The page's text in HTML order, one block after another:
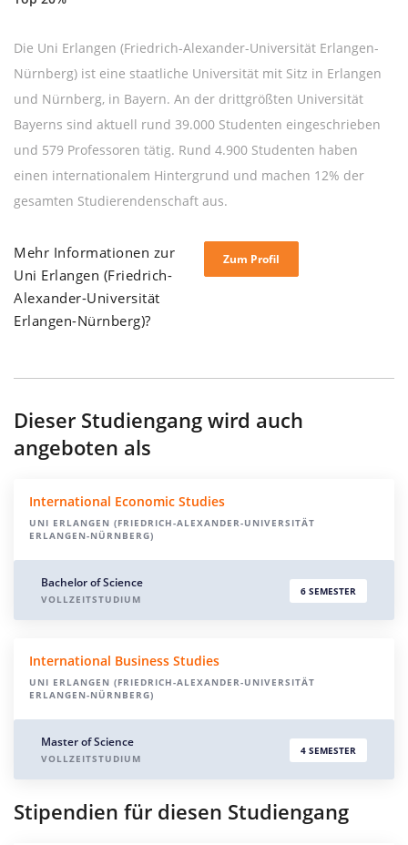
Die Uni Erlangen (Friedrich-Alexander-Universität Erlangen-
Nürnberg) ist eine staatliche Universität mit Sitz in Erlangen
und Nürnberg, in Bayern. An der drittgrößten Universität
Bayerns sind aktuell rund 39.000 Studenten eingeschrieben
und 579 Professoren tätig. Rund 4.900 Studenten haben
einen internationalem Hintergrund und machen 12% der
gesamten Studierendenschaft aus.
Mehr Informationen zur
Uni Erlangen (Friedrich-
Alexander-Universität
Erlangen-Nürnberg)?
Zum Profil
Dieser Studiengang wird auch
angeboten als
International Economic Studies
UNI ERLANGEN (FRIEDRICH-ALEXANDER-UNIVERSITÄT
ERLANGEN-NÜRNBERG)
Bachelor of Science
VOLLZEITSTUDIUM
6 SEMESTER
International Business Studies
UNI ERLANGEN (FRIEDRICH-ALEXANDER-UNIVERSITÄT
ERLANGEN-NÜRNBERG)
Master of Science
VOLLZEITSTUDIUM
4 SEMESTER
Stipendien für diesen Studiengang